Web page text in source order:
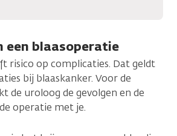
een blaasoperatie
risico op complicaties. Dat geldt
bij blaaskanker. Voor de
de uroloog de gevolgen en de
operatie met je.